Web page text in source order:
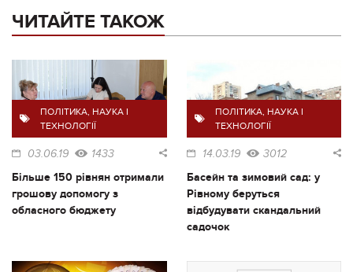
ЧИТАЙТЕ ТАКОЖ
ПОЛІТИКА, НАУКА І
ТЕХНОЛОГІЇ
03.06.19 1433
Більше 150 рівнян отримали
грошову допомогу з
обласного бюджету
ПОЛІТИКА, НАУКА І
ТЕХНОЛОГІЇ
14.03.19 3012
Басейн та зимовий сад: у
Рівному беруться
відбудувати скандальний
садочок